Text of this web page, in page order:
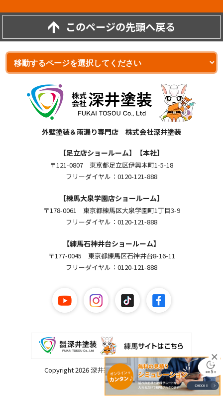
このページの先頭へ戻る
外壁塗装＆雨漏り専門店 株式会社深井塗装
【足立店ショールーム】【本社】
〒121-0807 東京都足立区伊興本町1-5-18
フリーダイヤル：0120-121-888
【練馬大泉学園店ショールーム】
〒178-0061 東京都練馬区大泉学園町1丁目3-9
フリーダイヤル：0120-121-888
【練馬石神井台ショールーム】
〒177-0045 東京都練馬区石神井台8-16-11
フリーダイヤル：0120-121-888
Copyright 2026 深井塗装. All Rights Reserved.